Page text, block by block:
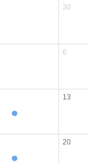
30
6
●
13
●
20